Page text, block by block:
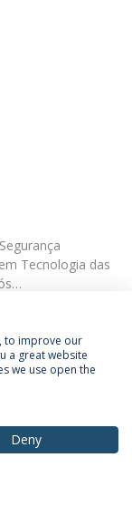
Tecnologia das
to improve our
a great website
we use open the
Deny